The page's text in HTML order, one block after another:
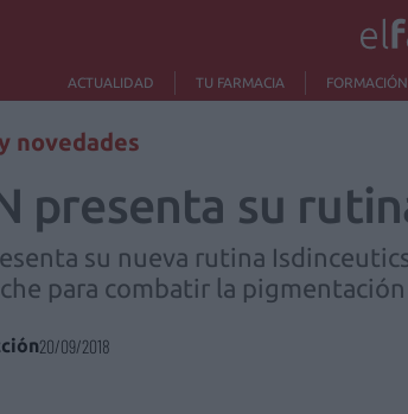
ACTUALIDAD TU FARMACIA
novedades
presenta su
su nueva rutina
para combatir la
20/09/2018